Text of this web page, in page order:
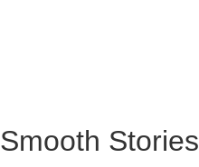
Smooth Stories